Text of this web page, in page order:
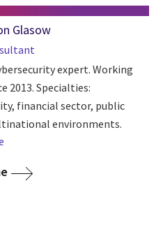
Glasow
expert. Working
2013. Specialties:
financial sector, public
environments.